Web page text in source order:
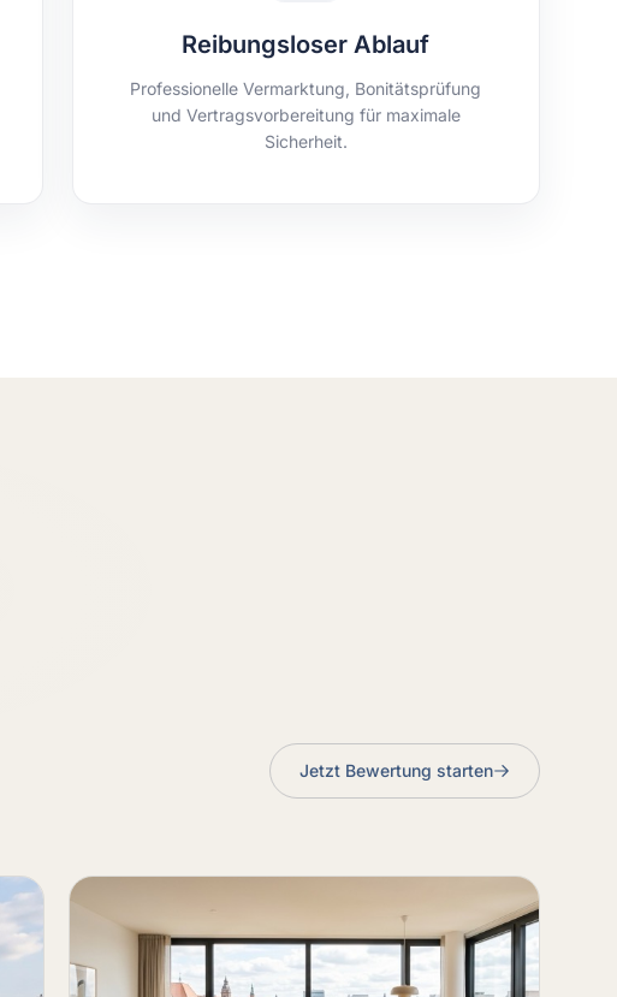
Reibungsloser Ablauf
Professionelle Vermarktung, Bonitätsprüfung
und Vertragsvorbereitung für maximale
Sicherheit.
Jetzt Bewertung starten